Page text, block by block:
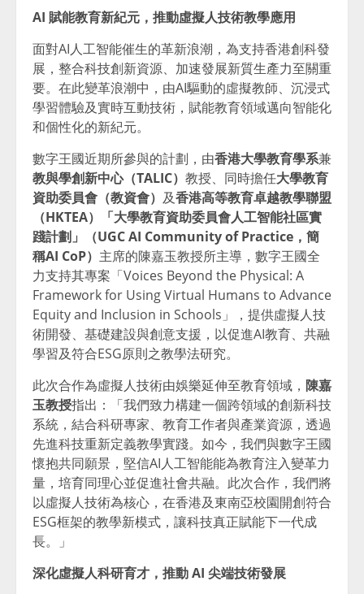
AI 賦能教育新紀元，推動虛擬人技術教學應用
面對AI人工智能催生的革新浪潮，為支持香港創科發
展，整合科技創新資源、加速發展新質生產力至關重
要。在此變革浪潮中，由AI驅動的虛擬教師、沉浸式
學習體驗及實時互動技術，賦能教育領域邁向智能化
和個性化的新紀元。
數字王國近期所參與的計劃，由香港大學教育學系兼
教與學創新中心（TALIC） 教授、同時擔任大學教育
資助委員會（教資會） 及香港高等教育卓越教學聯盟
（HKTEA）「大學教育資助委員會人工智能社區實
踐計劃」（UGC AI Community of Practice ，簡
稱AI CoP） 主席的陳嘉玉教授所主導，數字王國全
力支持其專案「Voices Beyond the Physical: A
Framework for Using Virtual Humans to Advance
Equity and Inclusion in Schools」，提供虛擬人技
術開發、基礎建設與創意支援，以促進AI教育、共融
學習及符合ESG原則之教學法研究。
此次合作為虛擬人技術由娛樂延伸至教育領域， 陳嘉
玉教授指出：「我們致力構建一個跨領域的創新科技
系統，結合科研專家、教育工作者與產業資源，透過
先進科技重新定義教學實踐。如今，我們與數字王國
懷抱共同願景，堅信AI人工智能能為教育注入變革力
量，培育同理心並促進社會共融。此次合作，我們將
以虛擬人技術為核心，在香港及東南亞校園開創符合
ESG框架的教學新模式，讓科技真正賦能下一代成
長。」
深化虛擬人科研育才，推動AI 尖端技術發展